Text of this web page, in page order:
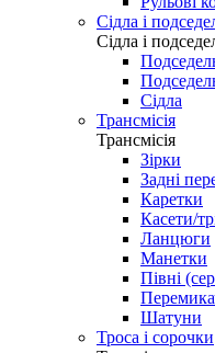
Сідла і
Сідла і
Сідла
Трансмісія
Трансмісія
Зірки
Задні
Каретки
Касети/
Ланцюги
Манетки
Півні
Шатуни
Троса і сорочки